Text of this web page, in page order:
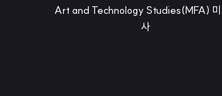
Art and Technology Studies(MFA) 미
사